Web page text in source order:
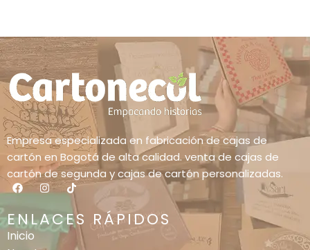
Empresa especializada en fabricación de cajas de
cartón en Bogotá de alta calidad. venta de cajas de
cartón de segunda y cajas de cartón personalizadas.
ENLACES RÁPIDOS
Inicio